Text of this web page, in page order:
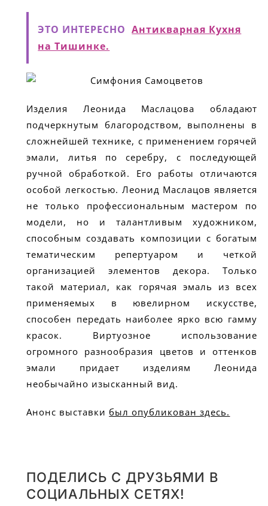
ЭТО ИНТЕРЕСНО Антикварная Кухня
на Тишинке.
Изделия Леонида Маслацова обладают
подчеркнутым благородством, выполнены в
сложнейшей технике, с применением горячей
эмали, литья по серебру, с последующей
ручной обработкой. Его работы отличаются
особой легкостью. Леонид Маслацов является
не только профессиональным мастером по
модели, но и талантливым художником,
способным создавать композиции с богатым
тематическим репертуаром и четкой
организацией элементов декора. Только
такой материал, как горячая эмаль из всех
применяемых в ювелирном искусстве,
способен передать наиболее ярко всю гамму
красок. Виртуозное использование
огромного разнообразия цветов и оттенков
эмали придает изделиям Леонида
необычайно изысканный вид.
Анонс выставкибыл опубликован здесь.
ПОДЕЛИСЬ С ДРУЗЬЯМИ В
СОЦИАЛЬНЫХ СЕТЯХ!